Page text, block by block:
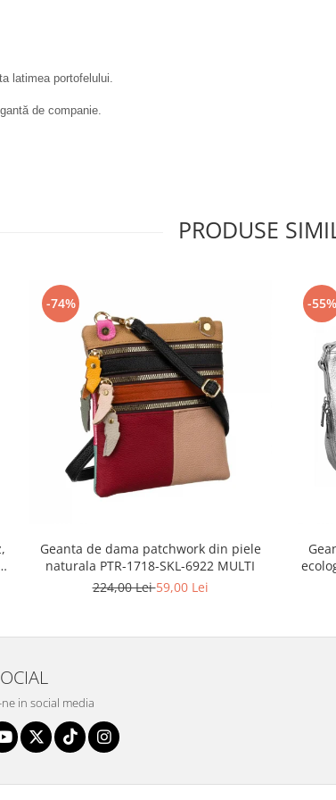
latimea portofelului.
de companie.
PRODUSE
-74%
Geanta de dama patchwork din piele
naturala PTR-1718-SKL-6922 MULTI
224,00 Lei59,00 Lei
-55%
in social media